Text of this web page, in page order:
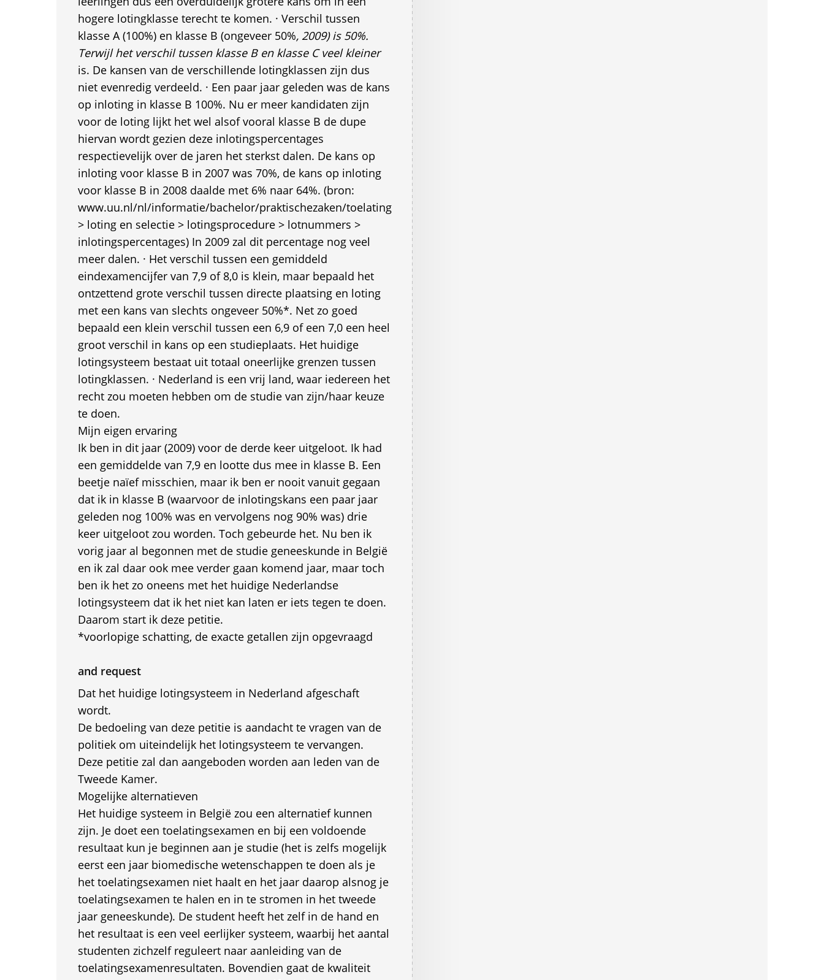
hogere lotingklasse terecht te komen. · Verschil tussen
klasse A (100%) en klasse B (ongeveer 50%, 2009) is 50%.
Terwijl het verschil tussen klasse B en klasse C veel kleiner
is. De kansen van de verschillende lotingklassen zijn dus
niet evenredig verdeeld. · Een paar jaar geleden was de kans
op inloting in klasse B 100%. Nu er meer kandidaten zijn
voor de loting lijkt het wel alsof vooral klasse B de dupe
hiervan wordt gezien deze inlotingspercentages
respectievelijk over de jaren het sterkst dalen. De kans op
inloting voor klasse B in 2007 was 70%, de kans op inloting
voor klasse B in 2008 daalde met 6% naar 64%. (bron:
www.uu.nl/nl/informatie/bachelor/praktischezaken/toelating
> loting en selectie > lotingsprocedure > lotnummers >
inlotingspercentages) In 2009 zal dit percentage nog veel
meer dalen. · Het verschil tussen een gemiddeld
eindexamencijfer van 7,9 of 8,0 is klein, maar bepaald het
ontzettend grote verschil tussen directe plaatsing en loting
met een kans van slechts ongeveer 50%*. Net zo goed
bepaald een klein verschil tussen een 6,9 of een 7,0 een heel
groot verschil in kans op een studieplaats. Het huidige
lotingsysteem bestaat uit totaal oneerlijke grenzen tussen
lotingklassen. · Nederland is een vrij land, waar iedereen het
recht zou moeten hebben om de studie van zijn/haar keuze
te doen.
Mijn eigen ervaring
Ik ben in dit jaar (2009) voor de derde keer uitgeloot. Ik had
een gemiddelde van 7,9 en lootte dus mee in klasse B. Een
beetje naïef misschien, maar ik ben er nooit vanuit gegaan
dat ik in klasse B (waarvoor de inlotingskans een paar jaar
geleden nog 100% was en vervolgens nog 90% was) drie
keer uitgeloot zou worden. Toch gebeurde het. Nu ben ik
vorig jaar al begonnen met de studie geneeskunde in België
en ik zal daar ook mee verder gaan komend jaar, maar toch
ben ik het zo oneens met het huidige Nederlandse
lotingsysteem dat ik het niet kan laten er iets tegen te doen.
Daarom start ik deze petitie.
*voorlopige schatting, de exacte getallen zijn opgevraagd
and request
Dat het huidige lotingsysteem in Nederland afgeschaft
wordt.
De bedoeling van deze petitie is aandacht te vragen van de
politiek om uiteindelijk het lotingsysteem te vervangen.
Deze petitie zal dan aangeboden worden aan leden van de
Tweede Kamer.
Mogelijke alternatieven
Het huidige systeem in België zou een alternatief kunnen
zijn. Je doet een toelatingsexamen en bij een voldoende
resultaat kun je beginnen aan je studie (het is zelfs mogelijk
eerst een jaar biomedische wetenschappen te doen als je
het toelatingsexamen niet haalt en het jaar daarop alsnog je
toelatingsexamen te halen en in te stromen in het tweede
jaar geneeskunde). De student heeft het zelf in de hand en
het resultaat is een veel eerlijker systeem, waarbij het aantal
studenten zichzelf reguleert naar aanleiding van de
toelatingsexamenresultaten. Bovendien gaat de kwaliteit